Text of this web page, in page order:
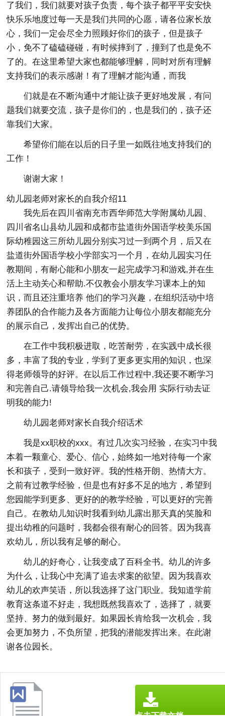
了我们，我们就要对孩子负责，每个孩子都平平安安快
快乐乐地度过每一天是我们共同的心愿，请各位家长放
心，我们一定会尽全力照顾好你们的孩子，但是孩子
小，免不了磕磕碰碰，有时候摔到了，撞到了也是免不
了的。在这里希望大家也都能够理解，同时对所有理解
支持我们的表示感谢！有了理解才能沟通，而我
们就是在不断沟通中才能让孩子更好地发展，有问
题我们就要交流，孩子是你们的，也是我们的，孩子还
靠我们大家。
希望你们能在以后的日子里一如既往地支持我们的
工作！
谢谢大家！
幼儿园老师对家长的自我介绍11
我先后在四川省南充市西华师范大学附属幼儿园、
四川省名山县幼儿园和成都市盐道街外国语学校美乐国
际幼稚园这三所幼儿园分别实习过一到两个月，后又在
盐道街外国语学校小学部实习一个月，在幼儿园实习任
教期间，有耐心能和小朋友一起完成学习和游戏,并在生
活上主动关心和帮助.不仅教会小朋友学习课本上的知
识，而且还注重培养 他们的学习兴趣，在组织活动中培
养团队的合作能力及各方面能力让每位小朋友都能充分
的展示自己，发挥出自己的优势。
在工作中我积极进取，吃苦耐劳，在实践中成长很
多，丰富了我的专业，学到了更多更实用的知识，也深
得老师领导的好评。在以后工作过程中,我还要不断学习
和完善自己.请领导给我一次机会,我会用 实际行动去证
明我的能力!
幼儿园老师对家长自我介绍话术
我是xx职校的xxx。有过几次实习经验，在实习中我
本着一颗童心、爱心、信心，始终如一地对待每一个家
长和孩子，受到一致好评。我的性格开朗、热情大方。
之前有过教学经验，但是也有好多不足的地方，希望到
您园能学到更多、更好的的教学经验，可以更好的'完善
自己。在教幼儿知识时我看到幼儿露出那天真的笑脸和
提出幼稚的问题时，我都会很有耐心的回答。因为我喜
欢幼儿，所以我有足够的耐心。
幼儿的好奇心，让我变成了百科全书。幼儿的许多
为什么，让我心中充满了追去求案的欲望。因为我喜欢
幼儿的欢声笑语，所以我选择了这门职业。我知道学前
教育这条道不好走，我想既然我喜欢了，选择了，就要
坚持、努力的做到最好。如果园长肯给我一次机会，我
会更加努力，不负所望，把我的潜能发挥出来。在此谢
谢各位园长。